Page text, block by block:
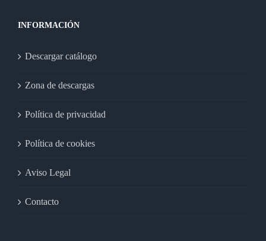
INFORMACIÓN
Descargar catálogo
Zona de descargas
Política de privacidad
Política de cookies
Aviso Legal
Contacto